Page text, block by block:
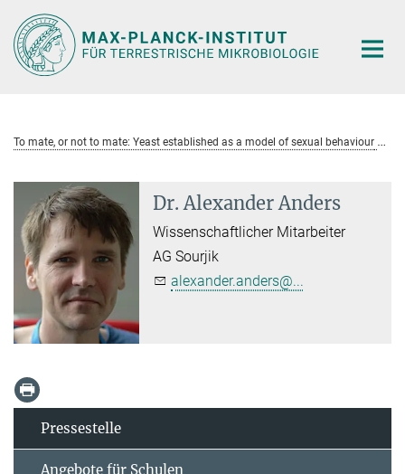
Hauptinhalt
To mate, or not to mate: Yeast established as a model of sexual behaviour
Dr. Alexander Anders
Wissenschaftlicher Mitarbeiter
AG Sourjik
alexander.anders@...
Pressestelle
Angebote für Schulen